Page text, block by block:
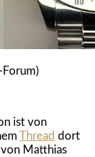
ist von
Thread dort
Matthias